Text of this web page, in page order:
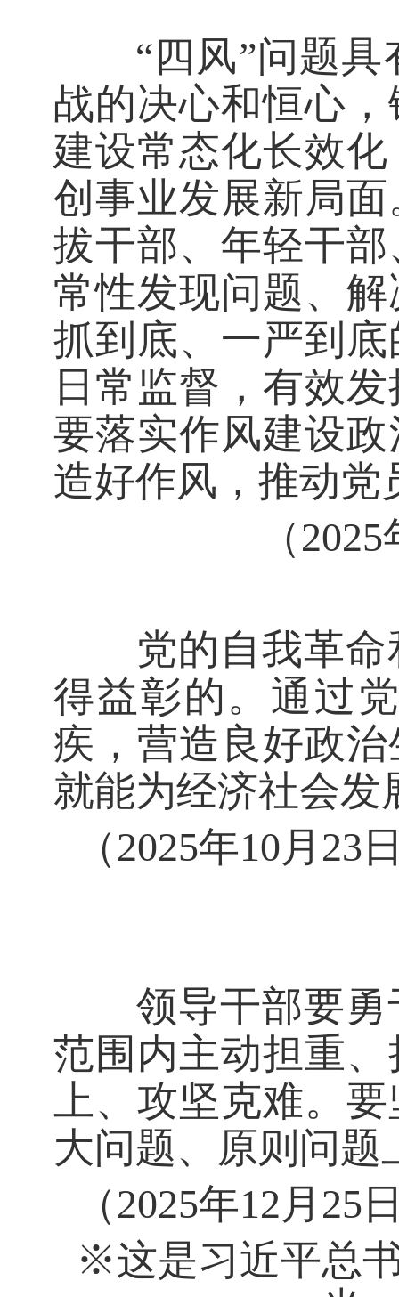
“四风”问题具
战的决心和恒心
建设常态化长效
创事业发展新局
拔干部、年轻干
常性发现问题、
抓到底、一严到
日常监督，有效
要落实作风建设
造好作风，推动党
（
党的自我革命
得益彰的。通过
疾，营造良好政
就能为经济社会发
（2025年10月
领导干部要勇
范围内主动担重
上、攻坚克难。
大问题、原则问题
（2025年12月
※这是习近平总